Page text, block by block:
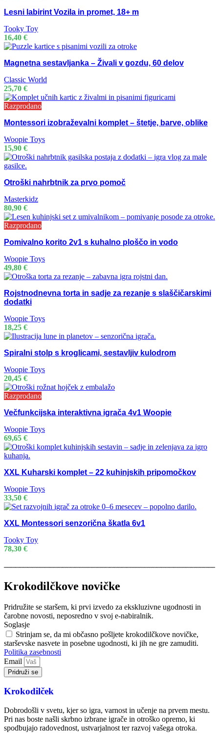
Lesni labirint Vozila in promet, 18+ m
Tooky Toy
16,40 €
Magnetna sestavljanka – Živali v gozdu, 60 delov
Classic World
25,70 €
Razprodano
Montessori izobraževalni komplet – štetje, barve, oblike
Woopie Toys
15,90 €
Otroški nahrbtnik za prvo pomoč
Masterkidz
80,90 €
Razprodano
Pomivalno korito 2v1 s kuhalno ploščo in vodo
Woopie Toys
49,80 €
Rojstnodnevna torta in sadje za rezanje s slaščičarskimi
dodatki
Woopie Toys
18,25 €
Spiralni stolp s kroglicami, sestavljiv kulodrom
Woopie Toys
20,45 €
Razprodano
Večfunkcijska interaktivna igrača 4v1 Woopie
Woopie Toys
69,65 €
XXL Kuharski komplet – 22 kuhinjskih pripomočkov
Woopie Toys
33,50 €
XXL Montessori senzorična škatla 6v1
Tooky Toy
78,30 €
Krokodilčkove novičke
Pridružite se staršem, ki prvi izvedo za ekskluzivne ugodnosti in
čarobne novosti, neposredno v svoj e-nabiralnik.
Soglasje
Strinjam se, da mi občasno pošljete krokodilčkove novičke,
starševske nasvete in posebne ugodnosti, ki jih ne gre zamuditi.
Politika zasebnosti
Email
Pridruži se
Krokodilček
Dobrodošli v svetu, kjer so igra, varnost in učenje na prvem mestu.
Pri nas boste našli skrbno izbrane igrače in otroško opremo, ki
spodbujajo radovednost, ustvarjalnost ter razvoj vašega otroka.